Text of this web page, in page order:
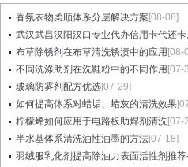
香氛衣物柔顺体系分层解决方案 [08-08]
武汉武昌汉阳汉口专业代办信用卡代还卡
布草除锈剂在布草清洗锈渍中的应用 [08-
不同洗涤助剂在洗鞋粉中的不同作用 [07-
玻璃防雾剂配方优选[07-29]
如何提高体系对蜡垢、蜡灰的清洗效果
柠檬烯如何应用于电路板助焊剂清洗[07-
半水基体系清洗油性油墨的方法[07-18]
羽绒服乳化剂提高除油力表面活性剂推